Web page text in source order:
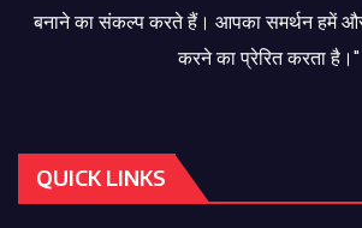
बनाने का संकल्प करते हैं। आपका समर्थन हमें
करने का प्रेरित करता है।"
QUICK LINKS